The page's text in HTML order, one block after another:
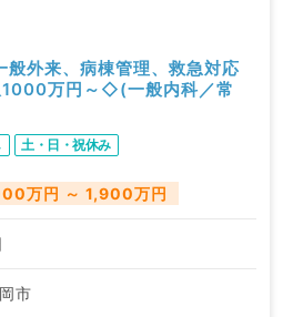
般外来、病棟管理、救急対応
万円～◇(一般内科／常
土・日・祝休み
万円 ～ 1,900万円
市